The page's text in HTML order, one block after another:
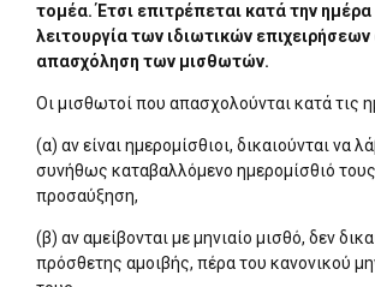
τομέα. Έτσι επιτρέπεται κατά την ημέρα
λειτουργία των ιδιωτικών επιχειρήσεων
απασχόληση των μισθωτών.
Οι μισθωτοί που απασχολούνται κατά τις
(α) αν είναι ημερομίσθιοι, δικαιούνται να
συνήθως καταβαλλόμενο ημερομίσθιό
προσαύξηση,
(β) αν αμείβονται με μηνιαίο μισθό, δεν
πρόσθετης αμοιβής, πέρα του κανονικού